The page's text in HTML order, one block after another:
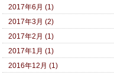
2017年6月 (1)
2017年3月 (2)
2017年2月 (1)
2017年1月 (1)
2016年12月 (1)